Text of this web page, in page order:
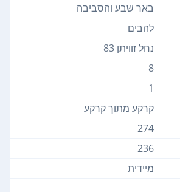
באר שבע והסביבה
להבים
נחל זוויתן 83
8
1
קרקע מתוך קרקע
274
236
מיידית